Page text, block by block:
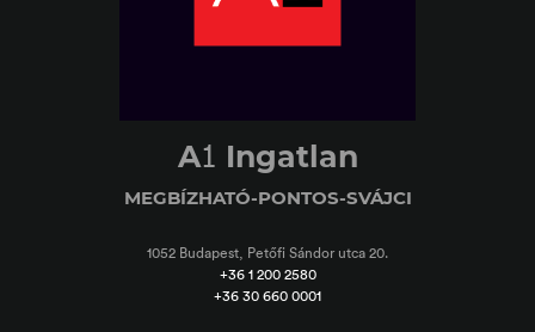
A1 Ingatlan
MEGBÍZHATÓ-PONTOS-SVÁJCI
1052 Budapest, Petőfi Sándor utca 20.
+36 1 200 2580
+36 30 660 0001